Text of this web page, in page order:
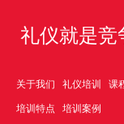
礼仪就是竞
关于我们 礼仪培训 课
培训特点 培训案例